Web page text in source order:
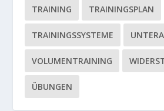
TRAINING TRAININGSPLAN
TRAININGSSYSTEME
VOLUMENTRAINING
ÜBUNGEN